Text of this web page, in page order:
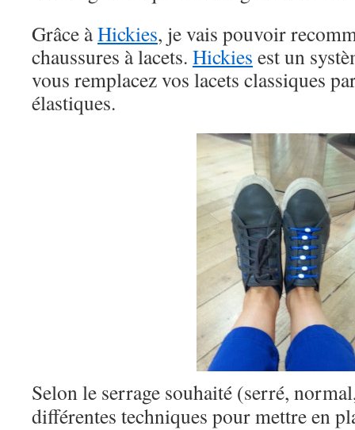
Grâce àHickies, je vais pouvoir
chaussures à lacets. Hickies est un
vous remplacez vos lacets classiques
élastiques.
Selon le serrage souhaité (serré,
différentes techniques pour mettre en